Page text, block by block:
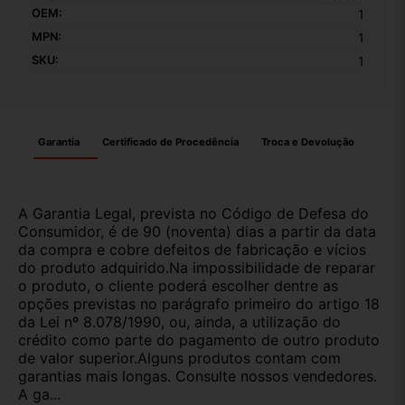
OEM: 1
MPN: 1
SKU: 1
Garantia Certificado de Procedência Troca e Devolução
A Garantia Legal, prevista no Código de Defesa do
Consumidor, é de 90 (noventa) dias a partir da data
da compra e cobre defeitos de fabricação e vícios
do produto adquirido.Na impossibilidade de reparar
o produto, o cliente poderá escolher dentre as
opções previstas no parágrafo primeiro do artigo 18
da Lei nº 8.078/1990, ou, ainda, a utilização do
crédito como parte do pagamento de outro produto
de valor superior.Alguns produtos contam com
garantias mais longas. Consulte nossos vendedores.
A ga...